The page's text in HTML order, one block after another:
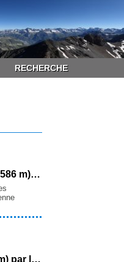
RECHERCHE
Sommet de Sésérite (1586 m) et Turounet de Lauda (1507 m) par les Abreuvoirs de Lourziou depuis le Port de Castet (Castet)
Plaa dou Soum (1391 m) par la Fontaine Estéret, la Fontaine de Bart, les Granges de Gère et le Col de la Courade depuis Gère-Bélesten